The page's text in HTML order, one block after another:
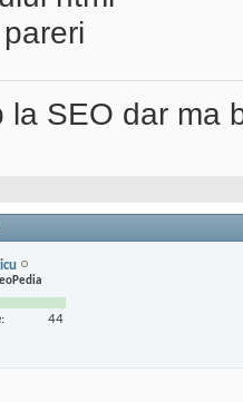
la SEO dar ma
44